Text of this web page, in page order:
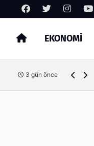
EKONOMİ
5 gün önce